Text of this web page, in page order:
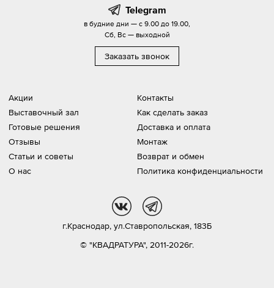
Акции
Выставочный зал
Готовые решения
Отзывы
Статьи и советы
О нас
Контакты
Как сделать заказ
Доставка и оплата
Монтаж
Возврат и обмен
Политика конфиденциальности
Telegram
в будние дни — с 9.00 до 19.00,
Сб, Вс — выходной
Заказать звонок
© "КВАДРАТУРА", 2011-2026г.
г.Краснодар, ул.Ставропольская, 183Б
vk